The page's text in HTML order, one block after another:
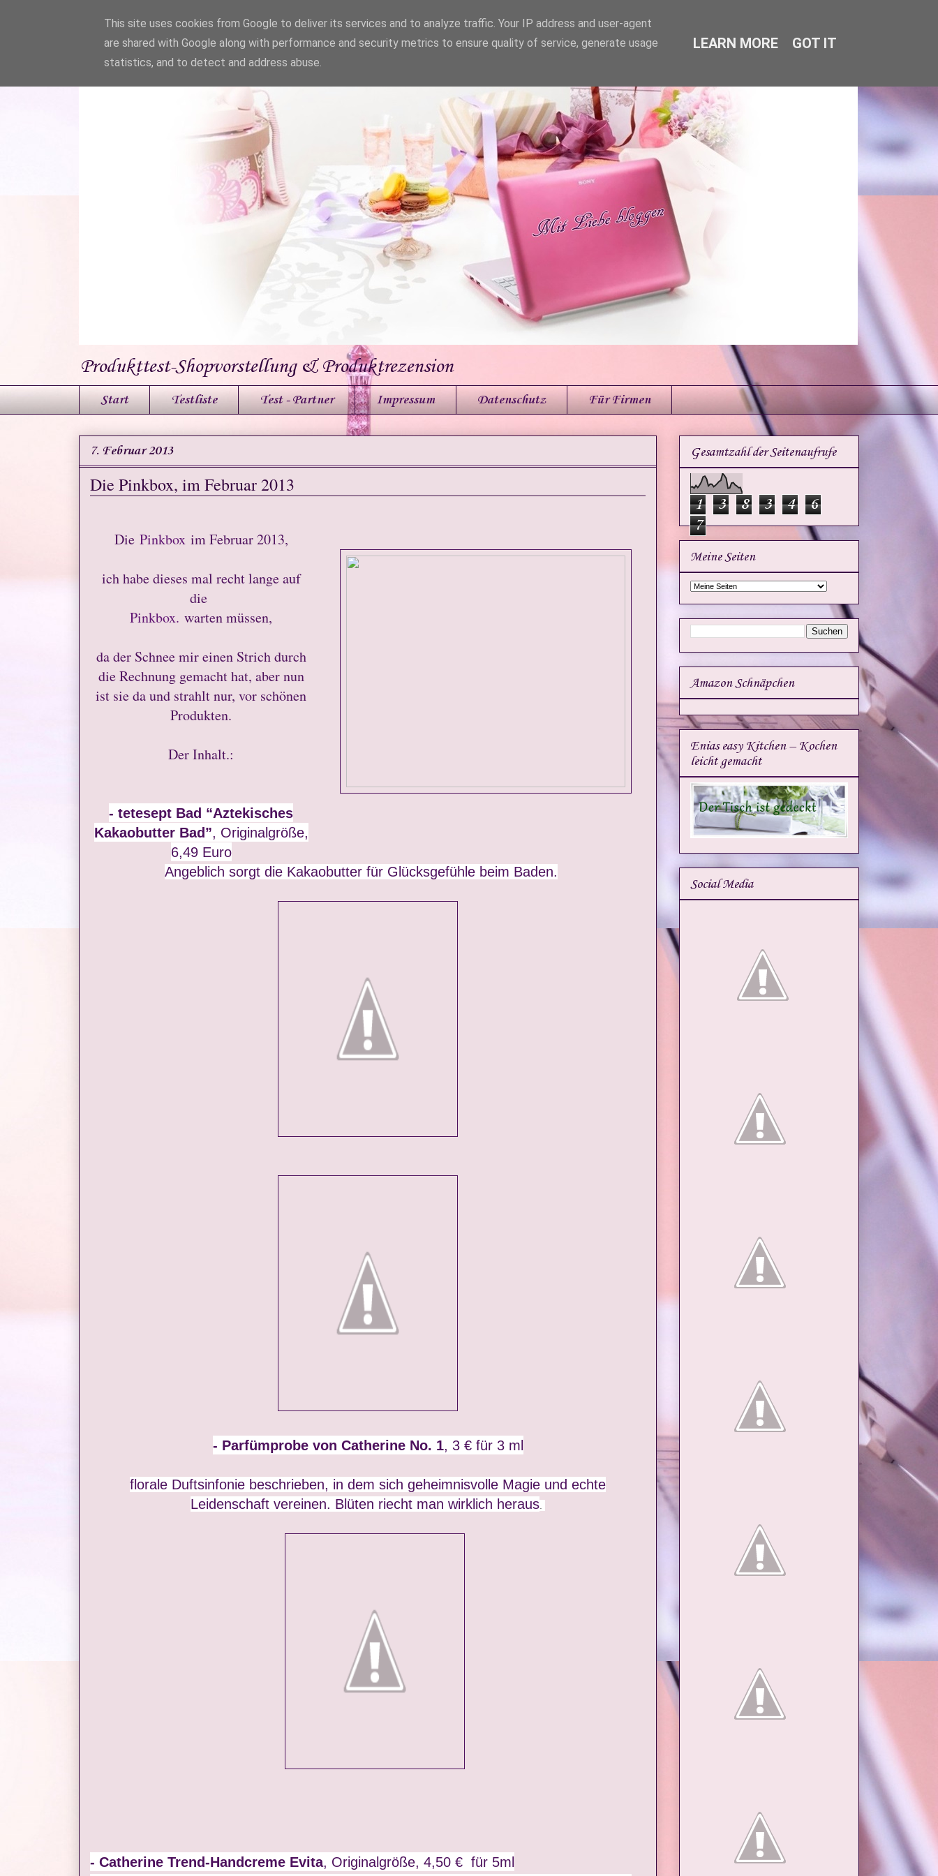
Produkttest-Shopvorstellung & Produktrezension
Start Testliste Test - Partner Impressum Datenschutz Für Firmen
7. Februar 2013
Die Pinkbox, im Februar 2013
Die Pinkboxim Februar 2013,
ich habe dieses mal recht lange auf
die
Pinkbox. warten müssen,
da der Schnee mir einen Strich durch
die Rechnung gemacht hat, aber nun
ist sie da und strahlt nur, vor schönen
Produkten.
Der Inhalt.:
- tetesept Bad “Aztekisches
Kakaobutter Bad”, Originalgröße,
6,49 Euro
Angeblich sorgt die Kakaobutter für Glücksgefühle beim Baden.
- Parfümprobe von Catherine No. 1, 3 € für 3 ml
florale Duftsinfonie beschrieben, in dem sich geheimnisvolle Magie und echte
Leidenschaft vereinen. Blüten riecht man wirklich heraus
- Catherine Trend-Handcreme Evita, Originalgröße, 4,50 € für 5ml
Gesamtzahl der Seitenaufrufe
1 3 8 3 4
6
7
Meine Seiten
Amazon Schnäpchen
Enias easy Kitchen – Kochen
leicht gemacht
Social Media
This site uses cookies from Google to deliver its services and to analyze traffic. Your IP address and user-agent
are shared with Google along with performance and security metrics to ensure quality of service, generate usage
statistics, and to detect and address abuse.
LEARN MORE GOT IT